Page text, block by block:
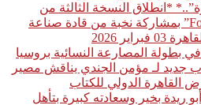
*انطلاق النسخة الثالثة من
“Football Access Summit” بمشاركة نخبة من قادة صناعة
2026
المصارعة النسائية بروسيا
جديد لـ مؤمن الجندي يناقش مصير
القاهرة الدولي للكتاب
ريدة بخير وسعادته كبيرة بتأهل